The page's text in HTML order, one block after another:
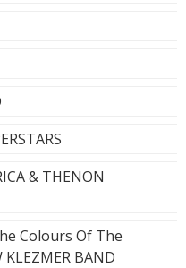
& THENON
Colours Of The
KLEZMER BAND